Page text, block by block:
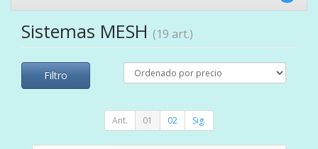
Sistemas MESH (19 art.)
Filtro
Ant. 01 02 Sig.